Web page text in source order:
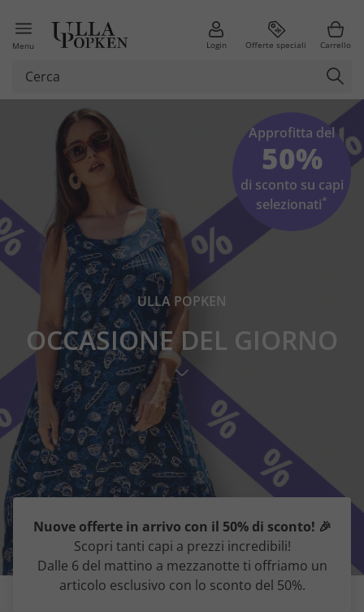
Menu Login Offerte speciali Carrello
Approfitta del
50%
di sconto su capi
selezionati*
ULLA POPKEN
OCCASIONE DEL GIORNO
Nuove offerte in arrivo con il 50% di sconto! 🎉
Scopri tanti capi a prezzi incredibili!
Dalle 6 del mattino a mezzanotte ti offriamo un
articolo esclusivo con lo sconto del 50%.